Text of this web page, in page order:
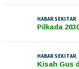
HABAR SEKITAR,
Pilkada
HABAR SEKITAR,
Kisah Gus